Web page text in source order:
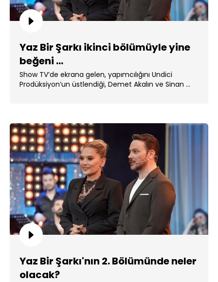
Yaz Bir Şarkı ikinci bölümüyle yine
beğeni ...
Show TV’de ekrana gelen, yapımcılığını Undici
Prodüksiyon’un üstlendiği, Demet Akalın ve Sinan ...
Yaz Bir Şarkı'nın 2. Bölümünde neler
olacak?